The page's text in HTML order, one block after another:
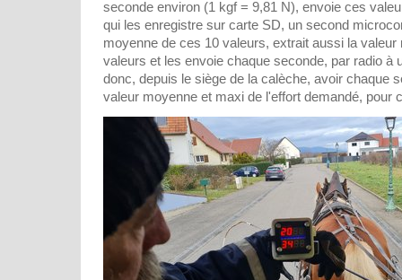
seconde environ (1 kgf = 9,81 N), envoie ces
qui les enregistre sur carte SD, un second
moyenne de ces 10 valeurs, extrait aussi la
valeurs et les envoie chaque seconde, par radio à
donc, depuis le siège de la calèche, avoir chaque
valeur moyenne et maxi de l'effort demandé, pour